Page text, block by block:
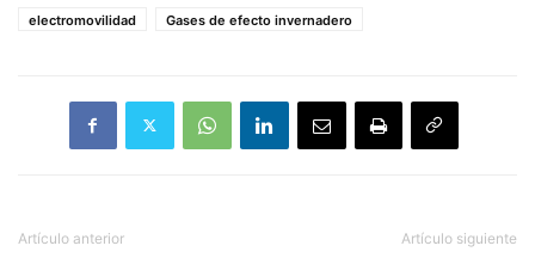
electromovilidad
Gases de efecto invernadero
Artículo anterior Artículo siguiente